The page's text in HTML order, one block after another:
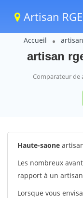
Artisan
Accueil
artisan
Comparateur de
Haute-saone
Les nombreux
rapport à un
Lorsque vous